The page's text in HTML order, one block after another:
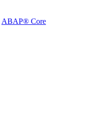
ABAP® Core